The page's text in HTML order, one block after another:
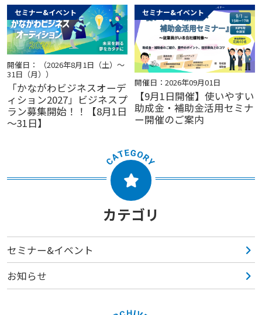
セミナー&イベント
開催日： （2026年8月1日（土）～
31日（月））
「かながわビジネスオーデ
ィション2027」ビジネスプ
ラン募集開始！！【8月1日
～31日】
セミナー&イベント
開催日：2026年09月01日
【9月1日開催】使いやすい
助成金・補助金活用セミナ
ー開催のご案内
カテゴリ
セミナー&イベント
お知らせ